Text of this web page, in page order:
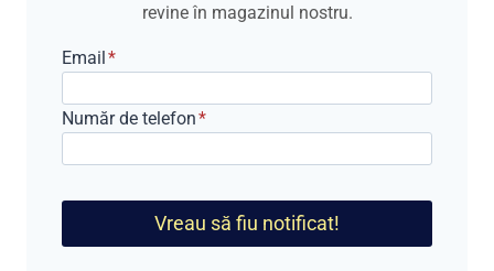
revine în magazinul nostru.
Email*
Număr de telefon*
Vreau să fiu notificat!